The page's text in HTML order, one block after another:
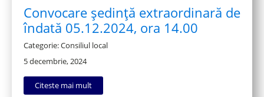
Convocare ședință extraordinară de
îndată 05.12.2024, ora 14.00
Categorie: Consiliul local
5 decembrie, 2024
Citeste mai mult